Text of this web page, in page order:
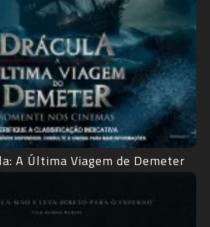
A Última Viagem de Demeter